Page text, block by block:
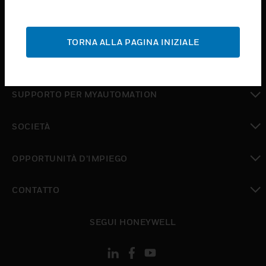
ASSISTENZA
toggle view
toggle view
SUPPORTO PER MYAUTOMATION
SOCIETÀ
OPPORTUNITÀ D’IMPIEGO
CONTATTO
SEGUI HONEYWELL
TORNA ALLA PAGINA INIZIALE